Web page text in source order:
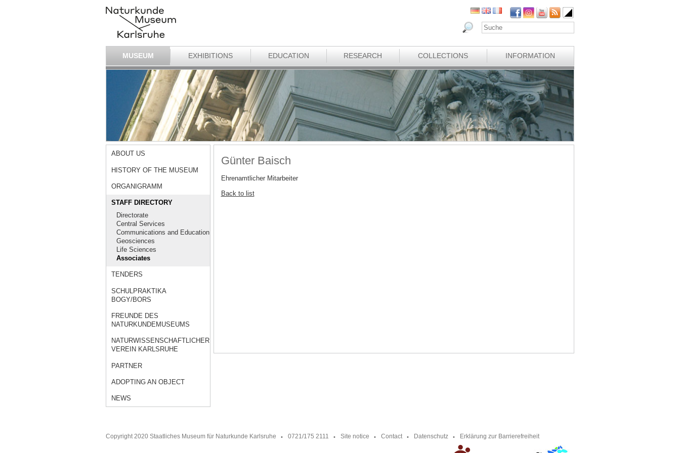
MUSEUM EXHIBITIONS EDUCATION RESEARCH COLLECTIONS INFORMATION
ABOUT US
HISTORY OF THE MUSEUM
ORGANIGRAMM
STAFF DIRECTORY
Directorate
Central Services
Communications and Education
Geosciences
Life Sciences
Associates
TENDERS
SCHULPRAKTIKA
BOGY/BORS
FREUNDE DES
NATURKUNDEMUSEUMS
NATURWISSENSCHAFTLICHER
VEREIN KARLSRUHE
PARTNER
ADOPTING AN OBJECT
NEWS
Günter Baisch
Ehrenamtlicher Mitarbeiter
Back to list
Copyright 2020 Staatliches Museum für Naturkunde Karlsruhe 0721/175 2111 Site notice Contact Datenschutz Erklärung zur Barrierefreiheit